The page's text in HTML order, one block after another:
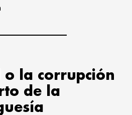
o la corrupción
de la